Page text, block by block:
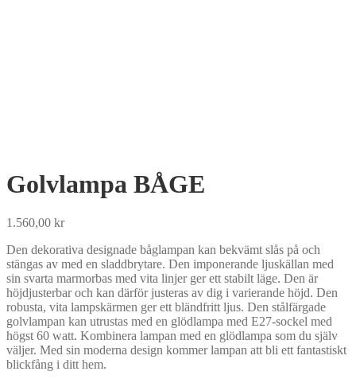
Golvlampa BÅGE
1.560,00 kr
Den dekorativa designade båglampan kan bekvämt slås på och
stängas av med en sladdbrytare. Den imponerande ljuskällan med
sin svarta marmorbas med vita linjer ger ett stabilt läge. Den är
höjdjusterbar och kan därför justeras av dig i varierande höjd. Den
robusta, vita lampskärmen ger ett bländfritt ljus. Den stålfärgade
golvlampan kan utrustas med en glödlampa med E27-sockel med
högst 60 watt. Kombinera lampan med en glödlampa som du själv
väljer. Med sin moderna design kommer lampan att bli ett fantastiskt
blickfång i ditt hem.